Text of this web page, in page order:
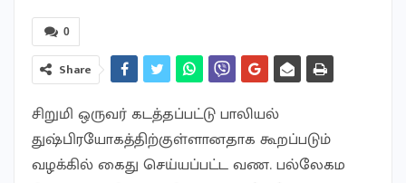
0
Share
சிறுமி ஒருவர் கடத்தப்பட்டு பாலியல்
துஷ்பிரயோகத்திற்குள்ளானதாக கூறப்படும்
வழக்கில் கைது செய்யப்பட்ட வண. பல்லேகம